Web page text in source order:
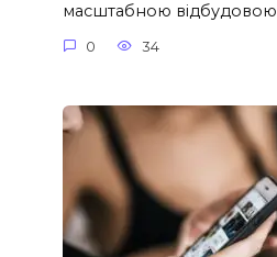
масштабною відбудовою
0 34